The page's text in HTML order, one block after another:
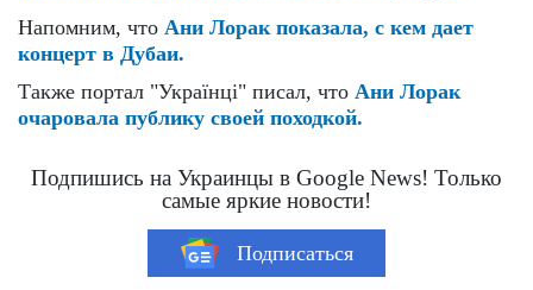
Напомним, что Ани Лорак показала, с кем дает
концерт в Дубаи.
Также портал "Українці" писал, что Ани Лорак
очаровала публику своей походкой.
Подпишись на Украинцы в Google News! Только
самые яркие новости!
Подписаться